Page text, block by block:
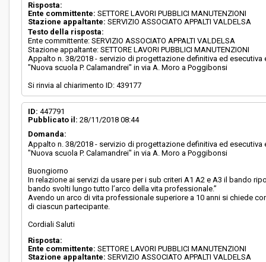
Risposta:
Ente committente: SETTORE LAVORI PUBBLICI MANUTENZIONI
Stazione appaltante: SERVIZIO ASSOCIATO APPALTI VALDELSA
Testo della risposta:
Ente committente: SERVIZIO ASSOCIATO APPALTI VALDELSA
Stazione appaltante: SETTORE LAVORI PUBBLICI MANUTENZIONI
Appalto n. 38/2018 - servizio di progettazione definitiva ed
"Nuova scuola P. Calamandrei" in via A. Moro a Poggibonsi
Si rinvia al chiarimento ID: 439177
ID: 447791
Pubblicato il: 28/11/2018 08:44
Domanda:
Appalto n. 38/2018 - servizio di progettazione definitiva ed
"Nuova scuola P. Calamandrei" in via A. Moro a Poggibonsi
Buongiorno
In relazione ai servizi da usare per i sub criteri A1 A2 e A3 il bando
bando svolti lungo tutto l’arco della vita professionale.”
Avendo un arco di vita professionale superiore a 10 anni si chiede
di ciascun partecipante.
Cordiali Saluti
Risposta:
Ente committente: SETTORE LAVORI PUBBLICI MANUTENZIONI
Stazione appaltante: SERVIZIO ASSOCIATO APPALTI VALDELSA